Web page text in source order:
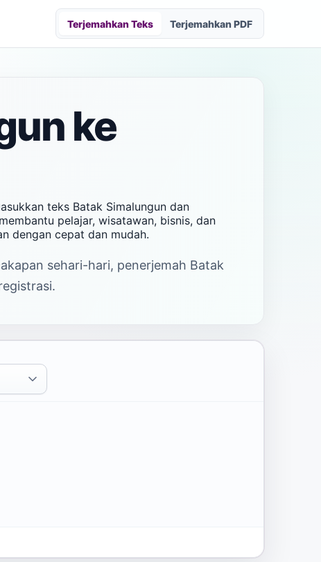
Terjemahkan Teks Terjemahkan PDF
ke
teks Batak Simalungun dan
pelajar, wisatawan, bisnis, dan
dengan cepat dan mudah.
sehari-hari, penerjemah Batak